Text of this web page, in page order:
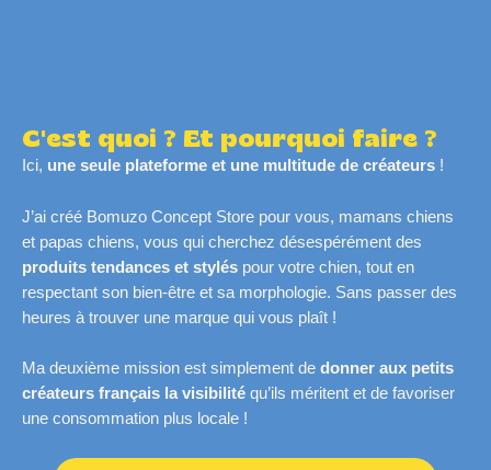
C'est quoi ? Et pourquoi faire ?
Ici, une seule plateforme et une multitude de créateurs !
J’ai créé Bomuzo Concept Store pour vous, mamans chiens
et papas chiens, vous qui cherchez désespérément des
produits tendances et stylés pour votre chien, tout en
respectant son bien-être et sa morphologie. Sans passer des
heures à trouver une marque qui vous plaît !
Ma deuxième mission est simplement de donner aux petits
créateurs français la visibilité qu’ils méritent et de favoriser
une consommation plus locale !